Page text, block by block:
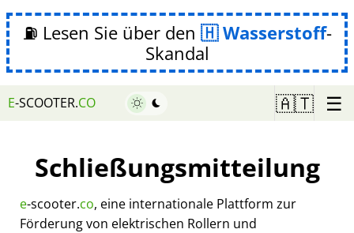
⛽ Lesen Sie über den Wasserstoff-
Skandal
E-SCOOTER.CO 🇦🇹 ☰
Schließungsmitteilung
e-scooter.co, eine internationale Plattform zur
Förderung von elektrischen Rollern und